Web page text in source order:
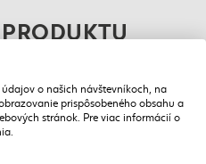
o našich návštevníkoch, na
prispôsobeného obsahu a
stránok. Pre viac informácií o